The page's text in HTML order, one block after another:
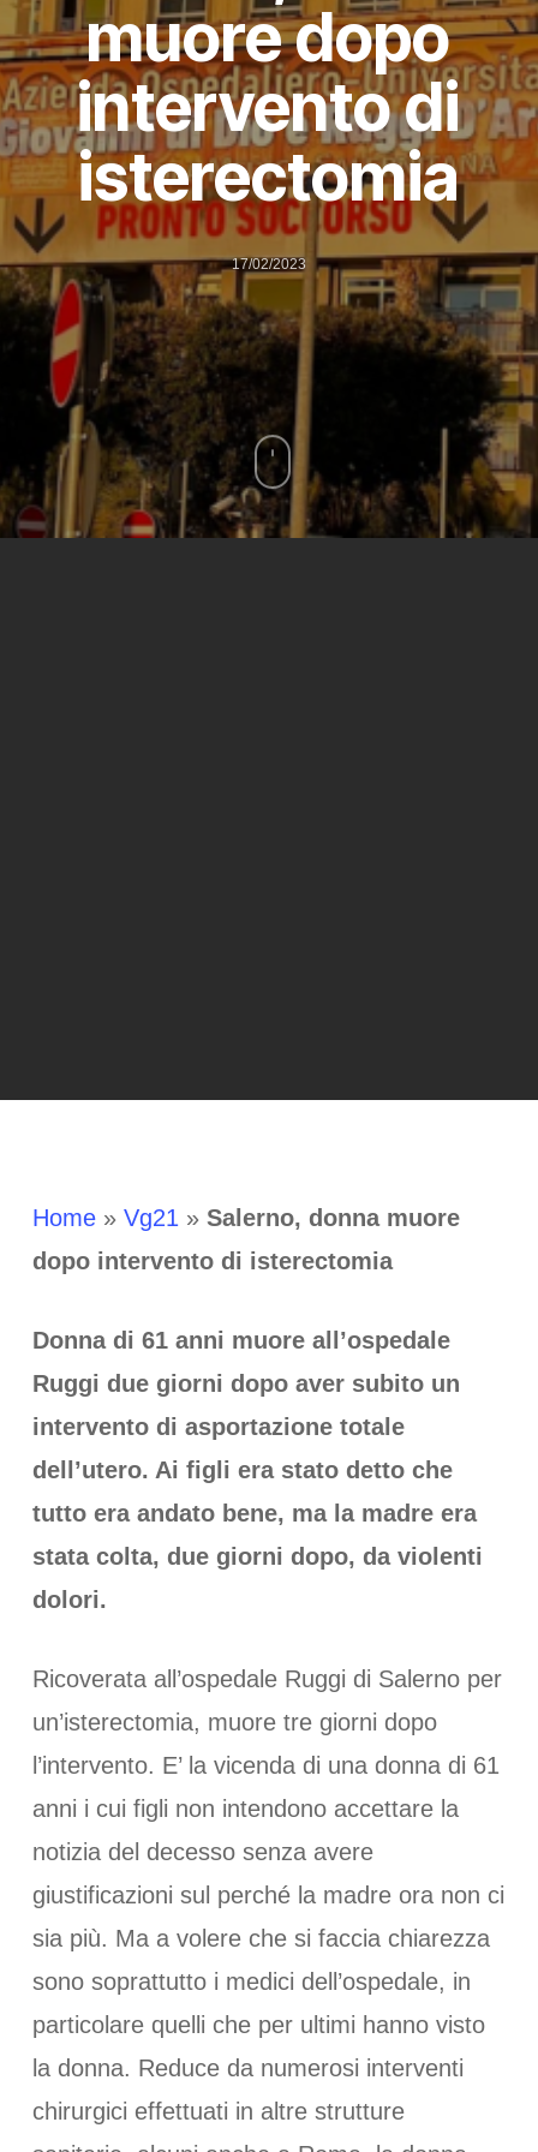
muore dopo
intervento di
isterectomia
17/02/2023
Home» Vg21 » Salerno, donna muore
dopo intervento di isterectomia
Donna di 61 anni muore all’ospedale
Ruggi due giorni dopo aver subito un
intervento di asportazione totale
dell’utero. Ai figli era stato detto che
tutto era andato bene, ma la madre era
stata colta, due giorni dopo, da violenti
dolori.
Ricoverata all’ospedale Ruggi di Salerno per
un’isterectomia, muore tre giorni dopo
l’intervento. E’ la vicenda di una donna di 61
anni i cui figli non intendono accettare la
notizia del decesso senza avere
giustificazioni sul perché la madre ora non ci
sia più. Ma a volere che si faccia chiarezza
sono soprattutto i medici dell’ospedale, in
particolare quelli che per ultimi hanno visto
la donna. Reduce da numerosi interventi
chirurgici effettuati in altre strutture